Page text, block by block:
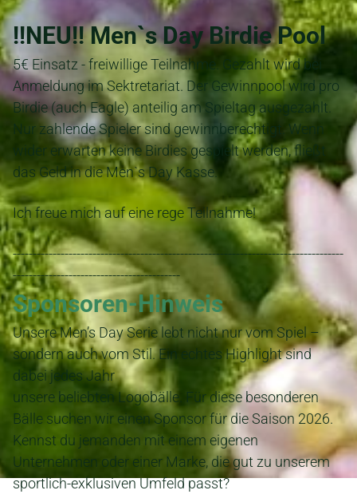
!!NEU!! Men`s Day Birdie Pool
5€ Einsatz - freiwillige Teilnahme. Gezahlt wird bei
Anmeldung im Sektretariat. Der Gewinnpool wird pro
Birdie (auch Eagle) anteilig am Spieltag ausgezahlt.
Nur zahlende Spieler sind gewinnberechtigt. Wenn
wider erwarten keine Birdies gespielt werden, fließt
das Geld in die Men`s Day Kasse.
Ich freue mich auf eine rege Teilnahme!
-----------------------------------------------------------------------------------
------------------------------------------
Sponsoren-Hinweis
Unsere Men’s Day Serie lebt nicht nur vom Spiel –
sondern auch vom Stil. Ein echtes Highlight sind
dabei jedes Jahr
unsere beliebten Logobälle. Für diese besonderen
Bälle suchen wir einen Sponsor für die Saison 2026.
Kennst du jemanden mit einem eigenen
Unternehmen oder einer Marke, die gut zu unserem
sportlich-exklusiven Umfeld passt?